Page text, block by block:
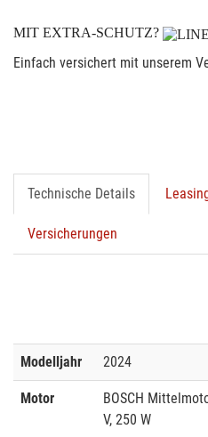
MIT EXTRA-SCHUTZ?
Einfach versichert mit unserem
Technische Details
Versicherungen
Modelljahr 2024
Motor
BOSCH
V, 250 W